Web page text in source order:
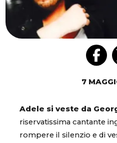
7
Adele si veste da
riservatissima cantante
rompere il silenzio e di